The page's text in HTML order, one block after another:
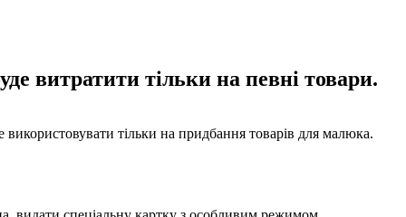
витратити тільки на певні товари.
тільки на придбання товарів для малюка.